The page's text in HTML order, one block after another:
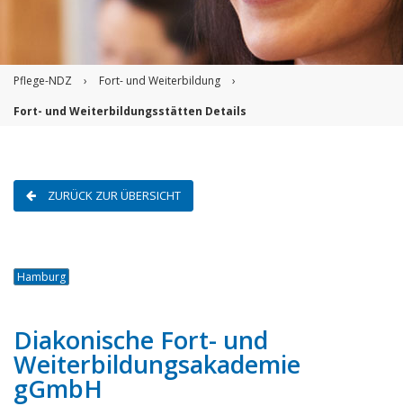
Pflege-NDZ › Fort- und Weiterbildung
›
Fort- und Weiterbildungsstätten Details
ZURÜCK ZUR ÜBERSICHT
Hamburg
Diakonische Fort- und
Weiterbildungsakademie
gGmbH